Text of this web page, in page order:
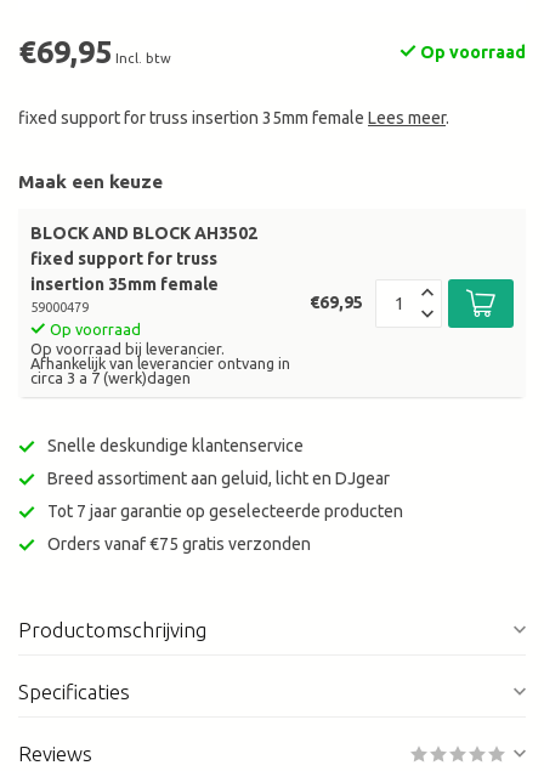
€69,95 Incl. btw Op voorraad
fixed support for truss insertion 35mm female Lees meer.
Maak een keuze
BLOCK AND BLOCK AH3502
fixed support for truss
insertion 35mm female
59000479
Op voorraad
Op voorraad bij leverancier.
Afhankelijk van leverancier ontvang in
circa 3 a 7 (werk)dagen
€69,95
Snelle deskundige klantenservice
Breed assortiment aan geluid, licht en DJgear
Tot 7 jaar garantie op geselecteerde producten
Orders vanaf €75 gratis verzonden
Productomschrijving
Specificaties
Reviews